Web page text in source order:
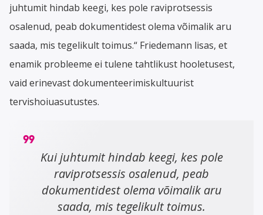
juhtumit hindab keegi, kes pole raviprotsessis
osalenud, peab dokumentidest olema võimalik aru
saada, mis tegelikult toimus.“ Friedemann lisas, et
enamik probleeme ei tulene tahtlikust hooletusest,
vaid erinevast dokumenteerimiskultuurist
tervishoiuasutustes.
Kui juhtumit hindab keegi, kes pole
raviprotsessis osalenud, peab
dokumentidest olema võimalik aru
saada, mis tegelikult toimus.